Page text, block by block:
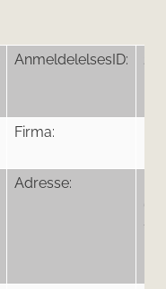
AnmeldelelsesID:
Firma:
Adresse: